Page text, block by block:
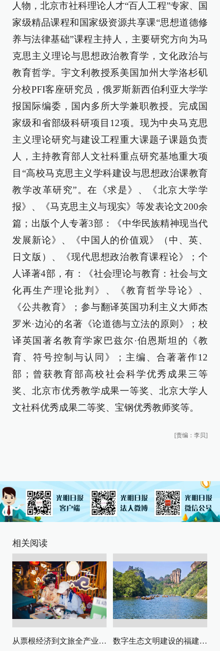
人物，北京市社科理论人才“百人工程”专家、国
家级精品课程和国家级资源共享课“思想道德修
养与法律基础”课程主持人，主要研究方向为马
克思主义理论与思想政治教育学，文化政治与
教育哲学。宇文利教授系美国加州大学洛杉矶
分校PFI客座研究员，俄罗斯新西伯利亚大学学
报国际编委，国内多所大学兼职教授。完成国
家级和省部级科研项目12项。现为中央马克思
主义理论研究与建设工程重大课题子课题负责
人，主持教育部人文社科重点研究基地重大项
目“高校马克思主义学科建设与思想政治课教育
教学改革研究”。在《求是》、《北京大学学
报》、《马克思主义与现实》等发表论文200余
篇；出版个人专著3部：《中华民族精神现当代
发展新论》、《中国人的价值观》（中、英、
日文版）、《现代思想政治教育课程论》；个
人译著4部，有：《社会理论与教育：社会与文
化再生产理论批判》、《教育哲学导论》、
《公共教育》；参与翻译英国功利主义大师杰
罗米·边沁的名著《论道德与立法的原则》；校
译英国著名教育学家巴兹尔·伯恩斯坦的《教
育、符号控制与认同》；主编、合著著作12
部；曾获教育部高校社会科学优秀成果三等
奖、北京市优秀教学成果一等奖、北京大学人
文社科优秀成果二等奖、宝钢优秀教师奖等。
[责编：李贝]
相关阅读
从票根经济到文旅全产业链升级 数字生态文明建设的福建路径与启示